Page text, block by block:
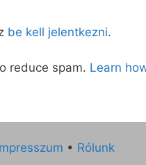
be kell jelentkezni.
reduce spam. Learn
• Rólunk